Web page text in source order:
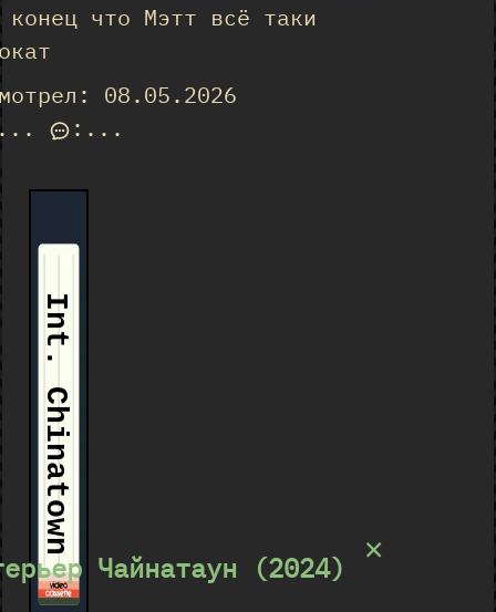
конец что Мэтт всё таки
08.05.2026
: ...
Int. Chinatown ×
Чайнатаун (2024)